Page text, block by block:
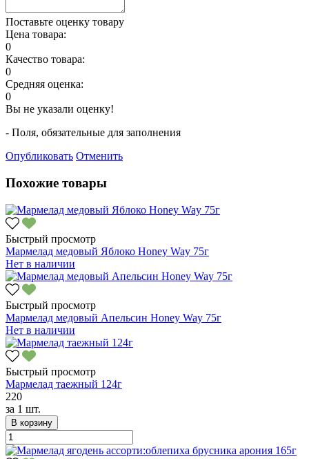
Поставьте оценку товару
Цена товара:
0
Качество товара:
0
Средняя оценка:
0
Вы не указали оценку!
- Поля, обязательные для заполнения
Опубликовать Отменить
Похожие товары
Быстрый просмотр
Мармелад медовый Яблоко Honey Way 75г
Нет в наличии
Быстрый просмотр
Мармелад медовый Апельсин Honey Way 75г
Нет в наличии
Быстрый просмотр
Мармелад таежный 124г
220
за 1 шт.
В корзину